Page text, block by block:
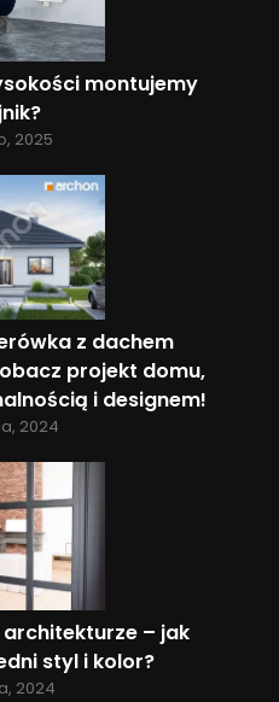
montujemy
2025
z dachem
projekt domu,
i designem!
2024
– jak
styl i kolor?
2024